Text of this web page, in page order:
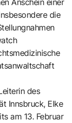
die
des
Innsbruck, Elke
am 13. Februar